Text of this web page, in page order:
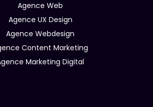
Agence Web
Agence UX Design
Agence Webdesign
Content Marketing
Marketing Digital